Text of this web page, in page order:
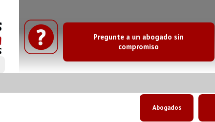
Pregunte a un abogado sin
compromiso
Abogados